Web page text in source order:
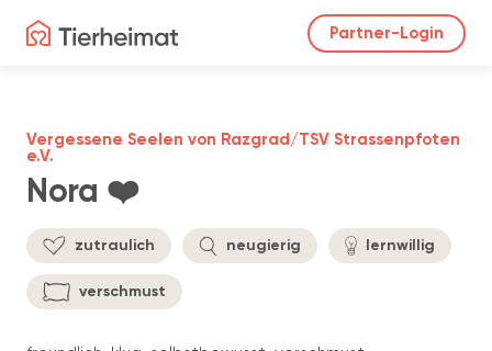
Partner-Login
Nora ❤️
Vergessene Seelen von Razgrad/TSV Strassenpfoten
e.V.
zutraulich neugierig lernwillig
verschmust